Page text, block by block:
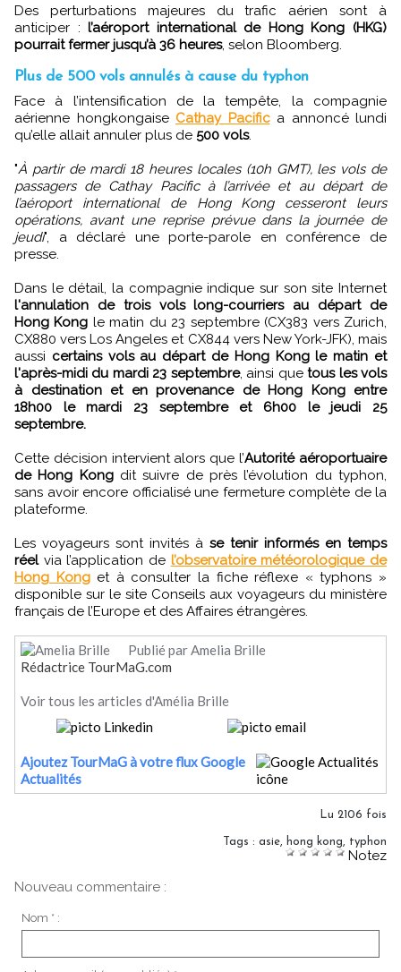
Des perturbations majeures du trafic aérien sont à
anticiper :l’aéroport international de Hong Kong (HKG)
pourrait fermer jusqu’à 36 heures, selon Bloomberg.
Plus de 500 vols annulés à cause du typhon
Face à l’intensification de la tempête, la compagnie
aérienne hongkongaise Cathay Pacifica annoncé lundi
qu’elle allait annuler plus de 500 vols.
"À partir de mardi 18 heures locales (10h GMT), les vols de
passagers de Cathay Pacific à l’arrivée et au départ de
l’aéroport international de Hong Kong cesseront leurs
opérations, avant une reprise prévue dans la journée de
jeudi", a déclaré une porte-parole en conférence de
presse.
Dans le détail, la compagnie indique sur son site Internet
l'annulation de trois vols long-courriers au départ de
Hong Kong le matin du 23 septembre (CX383 vers Zurich,
CX880 vers Los Angeles et CX844 vers New York-JFK), mais
aussi certains vols au départ de Hong Kong le matin et
l'après-midi du mardi 23 septembre, ainsi quetous les vols
à destination et en provenance de Hong Kong entre
18h00 le mardi 23 septembre et 6h00 le jeudi 25
septembre.
Cette décision intervient alors que l’Autorité aéroportuaire
de Hong Kongdit suivre de près l’évolution du typhon,
sans avoir encore officialisé une fermeture complète de la
plateforme.
Les voyageurs sont invités à se tenir informés en temps
réelvia l’application de l’observatoire météorologique de
Hong Konget à consulter la fiche réflexe « typhons »
disponible sur le site Conseils aux voyageurs du ministère
français de l’Europe et des Affaires étrangères.
Publié par Amelia Brille
Rédactrice TourMaG.com
Voir tous les articles d'Amélia Brille
Ajoutez TourMaG à votre flux Google
Actualités
Lu 2106 fois
Tags : asie, hong kong, typhon
Notez
Nouveau commentaire :
Nom * :